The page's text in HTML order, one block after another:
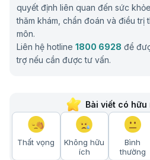
quyết định liên quan đến sức
thăm khám, chẩn đoán và điều trị
môn.
Liên hệ hotline 1800 6928 để
trợ nếu cần được tư vấn.
Bài viết có hữu
Thất vọng
Không hữu
ích
Bình
thường